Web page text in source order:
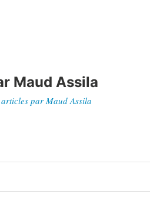
Maud Assila
par Maud Assila